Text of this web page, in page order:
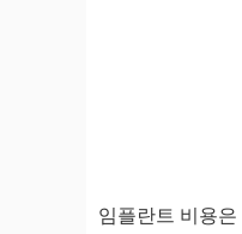
임플란트 비용